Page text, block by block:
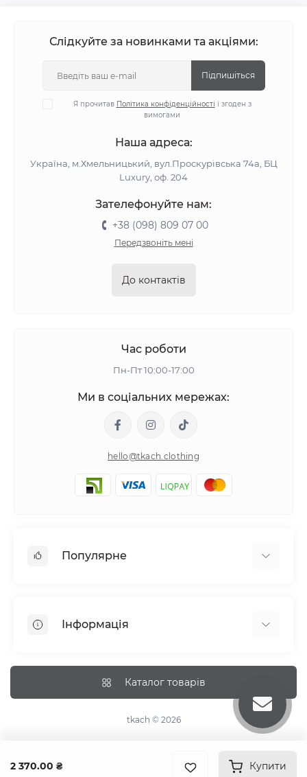
2 370.00 ₴ Купити
Слідкуйте за новинками та акціями:
Підпишіться
Я прочитав Політика конфіденційності і згоден з
вимогами
Наша адреса:
Україна, м.Хмельницький, вул.Проскурівська 74а, БЦ
Luxury, оф. 204
Зателефонуйте нам:
+38 (098) 809 07 00
Передзвоніть мені
До контактів
Час роботи
Пн-Пт 10:00-17:00
Ми в соціальних мережах:
hello@tkach.clothing
Популярне
Простирадла на резинці
Інформація
Доставка
Каталог товарів
tkach © 2026